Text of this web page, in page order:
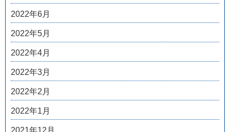
2022年6月
2022年5月
2022年4月
2022年3月
2022年2月
2022年1月